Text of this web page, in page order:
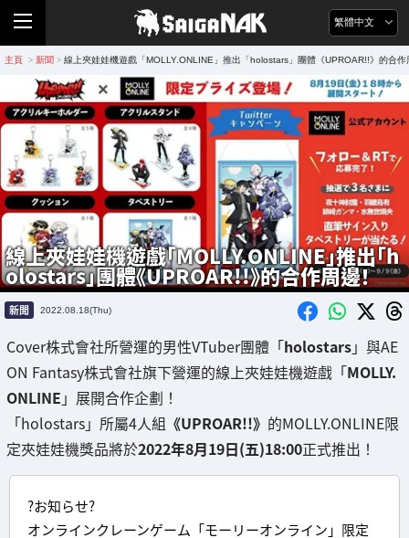
繁體中文
主頁 > 新聞 > 線上夾娃娃機遊戲「MOLLY.ONLINE」推出「holostars」團體《UPROAR!!》的合作
線上夾娃娃機遊戲「MOLLY.ONLINE」推出「h
olostars」團體《UPROAR!!》的合作周邊！
新聞 2022.08.18(Thu)
Cover株式會社所營運的男性VTuber團體「holostars」與AE
ON Fantasy株式會社旗下營運的線上夾娃娃機遊戲「MOLLY.
ONLINE 」展開合作企劃！
「holostars」所屬4人組 《UPROAR!!》 的MOLLY.ONLINE限
定夾娃娃機獎品將於2022年8月19日(五)18:00正式推出！
?お知らせ?
オンラインクレーンゲーム「モーリーオンライン」限定